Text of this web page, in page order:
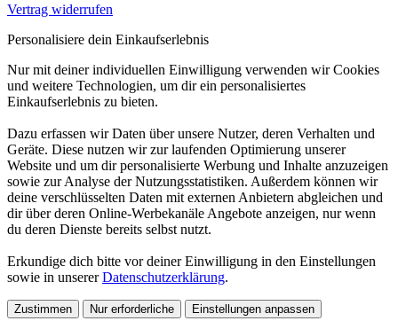
Vertrag widerrufen
Personalisiere dein Einkaufserlebnis
Nur mit deiner individuellen Einwilligung verwenden wir Cookies
und weitere Technologien, um dir ein personalisiertes
Einkaufserlebnis zu bieten.
Dazu erfassen wir Daten über unsere Nutzer, deren Verhalten und
Geräte. Diese nutzen wir zur laufenden Optimierung unserer
Website und um dir personalisierte Werbung und Inhalte anzuzeigen
sowie zur Analyse der Nutzungsstatistiken. Außerdem können wir
deine verschlüsselten Daten mit externen Anbietern abgleichen und
dir über deren Online-Werbekanäle Angebote anzeigen, nur wenn
du deren Dienste bereits selbst nutzt.
Erkundige dich bitte vor deiner Einwilligung in den Einstellungen
sowie in unsererDatenschutzerklärung.
Zustimmen Nur erforderliche Einstellungen anpassen